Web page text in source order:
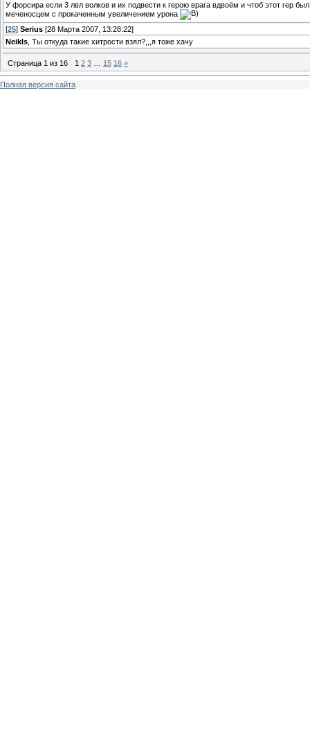
У форсира если 3 лвл волков и их подвести к герою врага вдвоём и чтоб этот гер
меченосцем с прокаченным увеличением урона
[25] Serius [28 Марта 2007, 13:28:22]
Neikls , Ты откуда такие хитрости взял?,,,я тоже хачу
Страница 1 из 16 1 2 3 15 16 »
Полная версия сайта